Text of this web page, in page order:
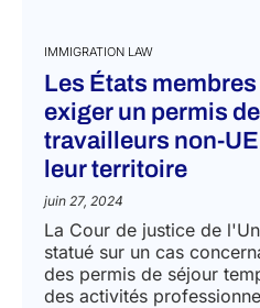
IMMIGRATION LAW
Les États
exiger un permis
travailleurs non-
leur territoire
juin 27, 2024
La Cour de justice de
statué sur un cas
des permis de séjour
des activités